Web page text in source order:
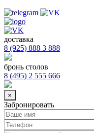
доставка
8 (925) 888 3 888
бронь столов
8 (495) 2 555 666
×
Забронировать